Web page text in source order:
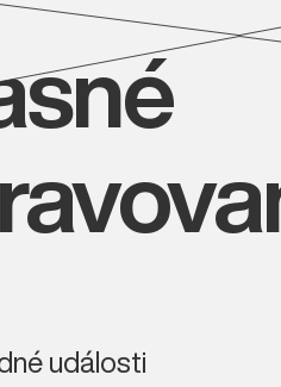
události